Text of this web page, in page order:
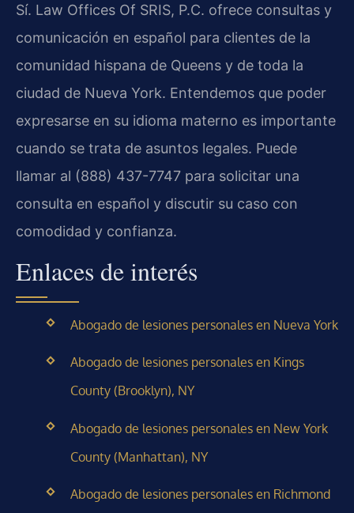
Sí. Law Offices Of SRIS, P.C. ofrece consultas y
comunicación en español para clientes de la
comunidad hispana de Queens y de toda la
ciudad de Nueva York. Entendemos que poder
expresarse en su idioma materno es importante
cuando se trata de asuntos legales. Puede
llamar al (888) 437-7747 para solicitar una
consulta en español y discutir su caso con
comodidad y confianza.
Enlaces de interés
Abogado de lesiones personales en Nueva York
Abogado de lesiones personales en Kings
County (Brooklyn), NY
Abogado de lesiones personales en New York
County (Manhattan), NY
Abogado de lesiones personales en Richmond